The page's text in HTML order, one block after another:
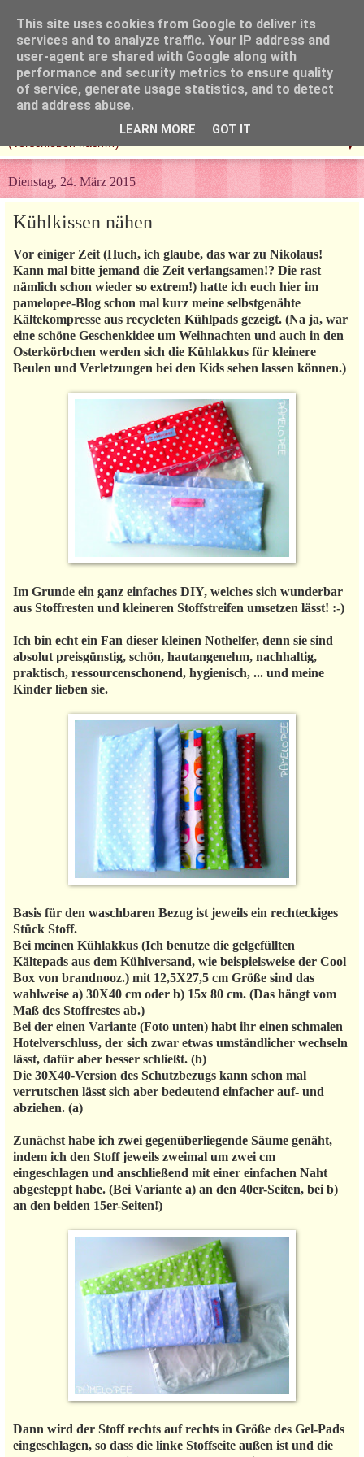
▼
Dienstag, 24. März 2015
Kühlkissen nähen
Vor einiger Zeit (Huch, ich glaube, das war zu Nikolaus!
Kann mal bitte jemand die Zeit verlangsamen!? Die rast
nämlich schon wieder so extrem!) hatte ich euch hier im
pamelopee-Blog schon mal kurz meine selbstgenähte
Kältekompresse aus recycleten Kühlpads gezeigt. (Na ja, war
eine schöne Geschenkidee um Weihnachten und auch in den
Osterkörbchen werden sich die Kühlakkus für kleinere
Beulen und Verletzungen bei den Kids sehen lassen können.)
Im Grunde ein ganz einfaches DIY, welches sich wunderbar
aus Stoffresten und kleineren Stoffstreifen umsetzen lässt! :-)
Ich bin echt ein Fan dieser kleinen Nothelfer, denn sie sind
absolut preisgünstig, schön, hautangenehm, nachhaltig,
praktisch, ressourcenschonend, hygienisch, ... und meine
Kinder lieben sie.
Basis für den waschbaren Bezug ist jeweils ein rechteckiges
Stück Stoff.
Bei meinen Kühlakkus (Ich benutze die gelgefüllten
Kältepads aus dem Kühlversand, wie beispielsweise der Cool
Box von brandnooz.) mit 12,5X27,5 cm Größe sind das
wahlweise a) 30X40 cm oder b) 15x 80 cm. (Das hängt vom
Maß des Stoffrestes ab.)
Bei der einen Variante (Foto unten) habt ihr einen schmalen
Hotelverschluss, der sich zwar etwas umständlicher wechseln
lässt, dafür aber besser schließt. (b)
Die 30X40-Version des Schutzbezugs kann schon mal
verrutschen lässt sich aber bedeutend einfacher auf- und
abziehen. (a)
Zunächst habe ich zwei gegenüberliegende Säume genäht,
indem ich den Stoff jeweils zweimal um zwei cm
eingeschlagen und anschließend mit einer einfachen Naht
abgesteppt habe. (Bei Variante a) an den 40er-Seiten, bei b)
an den beiden 15er-Seiten!)
Dann wird der Stoff rechts auf rechts in Größe des Gel-Pads
eingeschlagen, so dass die linke Stoffseite außen ist und die
This site uses cookies from Google to deliver its
services and to analyze traffic. Your IP address and
user-agent are shared with Google along with
performance and security metrics to ensure quality
of service, generate usage statistics, and to detect
and address abuse.
LEARN MORE GOT IT